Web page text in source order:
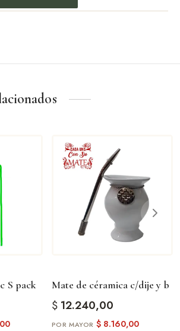
S pack Mate de céramica c/dije y b
$12.240,00
$8.160,00